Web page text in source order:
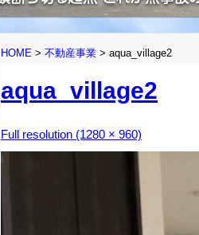
HOME > 不動産事業 > aqua_village2
aqua_village2
Full resolution (1280 × 960)